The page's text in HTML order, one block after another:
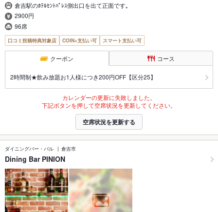
倉吉駅のﾎﾃﾙｾﾝﾄﾊﾟﾚｽ側出口を出て正面です｡
2900円
96席
口コミ投稿特典対象店 COIN+支払い可 スマート支払い可
クーポン コース
2時間制★飲み放題お1人様につき200円OFF【区分25】
カレンダーの更新に失敗しました。
下記ボタンを押して空席状況を更新してください。
空席状況を更新する
ダイニングバー・バル 倉吉市
Dining Bar PINION